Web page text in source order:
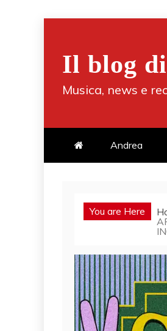
contentIl blog
Musica, news e
Andrea
You are Here